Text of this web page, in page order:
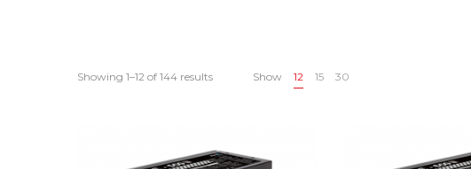
Showing 1–12 of 144 results Show 12 15 30